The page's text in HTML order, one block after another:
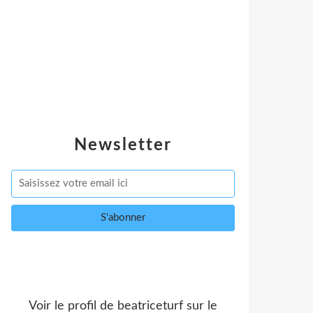
Newsletter
Voir le profil de beatriceturf sur le